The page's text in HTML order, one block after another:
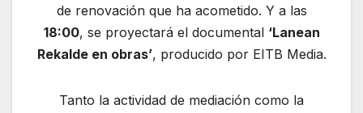
de renovación que ha acometido. Y a las
18:00, se proyectará el documental ‘Lanean
Rekalde en obras’, producido por EITB Media.
Tanto la actividad de mediación como la